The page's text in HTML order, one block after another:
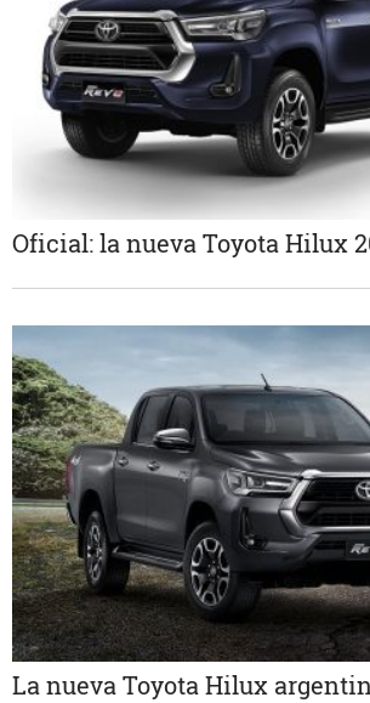
Oficial: la nueva Toyota Hilux
La nueva Toyota Hilux